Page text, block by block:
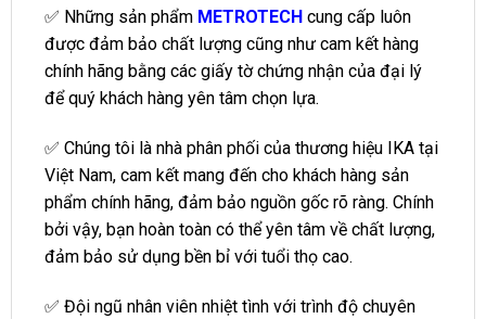
✅ Những sản phẩm METROTECH cung cấp luôn
được đảm bảo chất lượng cũng như cam kết hàng
chính hãng bằng các giấy tờ chứng nhận của đại lý
để quý khách hàng yên tâm chọn lựa.
✅ Chúng tôi là nhà phân phối của thương hiệu IKA tại
Việt Nam, cam kết mang đến cho khách hàng sản
phẩm chính hãng, đảm bảo nguồn gốc rõ ràng. Chính
bởi vậy, bạn hoàn toàn có thể yên tâm về chất lượng,
đảm bảo sử dụng bền bỉ với tuổi thọ cao.
✅ Đội ngũ nhân viên nhiệt tình với trình độ chuyên